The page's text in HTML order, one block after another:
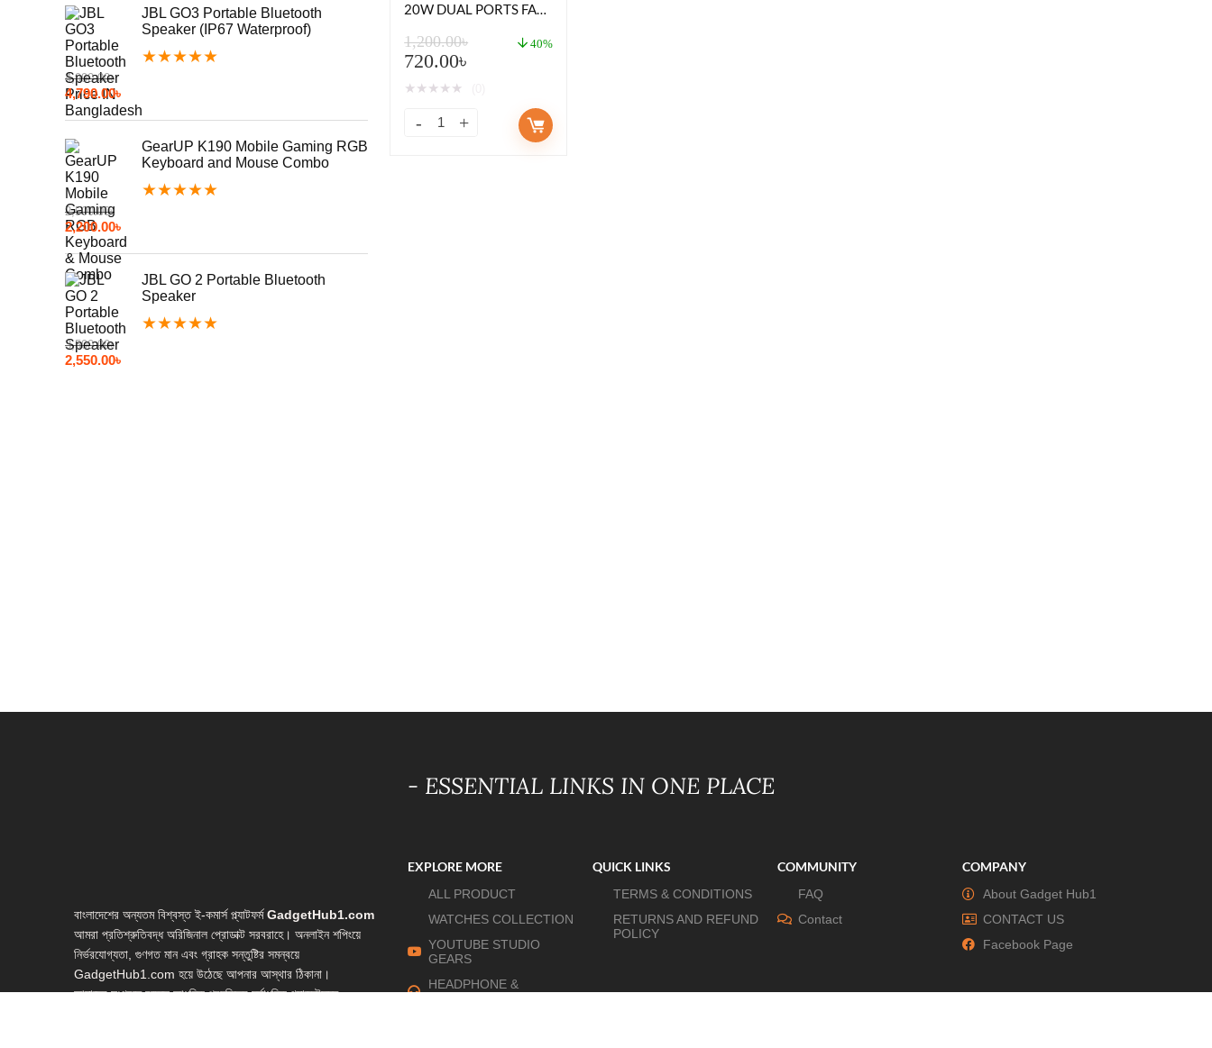
JBL GO3 Portable Bluetooth
Speaker (IP67 Waterproof)
★★★★★
4,990.00৳
4,790.00৳
GearUP K190 Mobile Gaming RGB
Keyboard and Mouse Combo
★★★★★
2,500.00৳
2,200.00৳
JBL GO 2 Portable Bluetooth
Speaker
★★★★★
3,500.00৳
2,550.00৳
20W DUAL PORTS FAST
1,200.00৳
720.00৳
40%
★ ★ ★ ★ ★
বাংলাদেশের অন্যতম বিশ্বস্ত ই-কমার্স প্ল্যাটফর্মGadgetHub1.com
আমরা প্রতিশ্রুতিবদ্ধ অরিজিনাল প্রোডাক্ট সরবরাহে। অনলাইন শপিংয়ে
নির্ভরযোগ্যতা, গুণগত মান এবং গ্রাহক সন্তুষ্টির সমন্বয়ে
GadgetHub1.com হয়ে উঠেছে আপনার আস্থার ঠিকানা।
আমাদের সংগ্রহে রয়েছে আধুনিক প্রযুক্তির সর্বাধুনিক গ্যাজেটসমূহ—
- ESSENTIAL LINKS IN ONE PLACE
EXPLORE MORE
ALL PRODUCT
WATCHES COLLECTION
YOUTUBE STUDIO
GEARS
HEADPHONE &
QUICK LINKS
TERMS & CONDITIONS
RETURNS AND REFUND
POLICY
COMMUNITY
FAQ
Contact
COMPANY
About Gadget Hub1
CONTACT US
Facebook Page